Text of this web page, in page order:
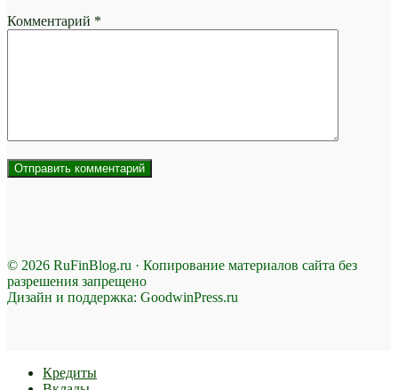
Комментарий *
© 2026 RuFinBlog.ru · Копирование материалов сайта без
разрешения запрещено
Дизайн и поддержка: GoodwinPress.ru
Кредиты